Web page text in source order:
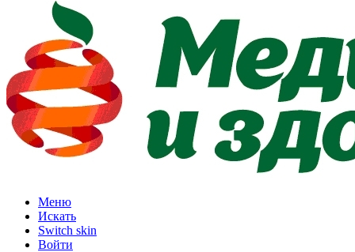
Меню
Искать
Switch skin
Войти